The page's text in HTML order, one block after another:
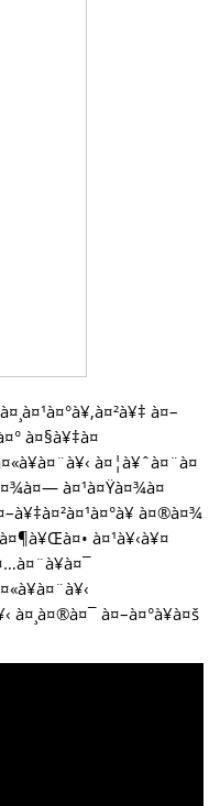
à¤–
à¤§à¥‡à¤
à¤¦à¥ˆà¤¨à¤
à¤¹à¤Ÿà¤¾à¤
à¤®à¤¾
à¤¶à¥Œà¤• à¤¹à¥‹à¥¤
à¤¸à¤®à¤¯ à¤–à¤°à¥à¤š